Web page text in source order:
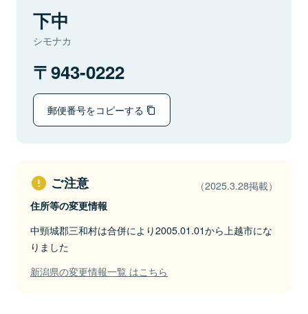
下中
シモナカ
943-0222
郵便番号をコピーする
ご注意 （2025.3.28掲載）
住所等の変更情報
中頸城郡三和村は合併により2005.01.01から上越市にな
りました
新潟県の変更情報一覧 はこちら